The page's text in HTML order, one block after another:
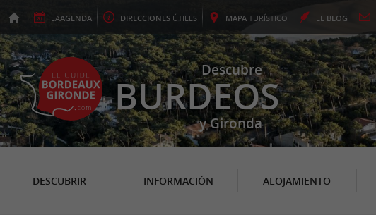
LAAGENDA DIRECCIONES ÚTILES MAPA TURÍSTICO EL BLOG
Descubre
BURDEOS
y Gironda
DESCUBRIR INFORMACIÓN ALOJAMIENTO